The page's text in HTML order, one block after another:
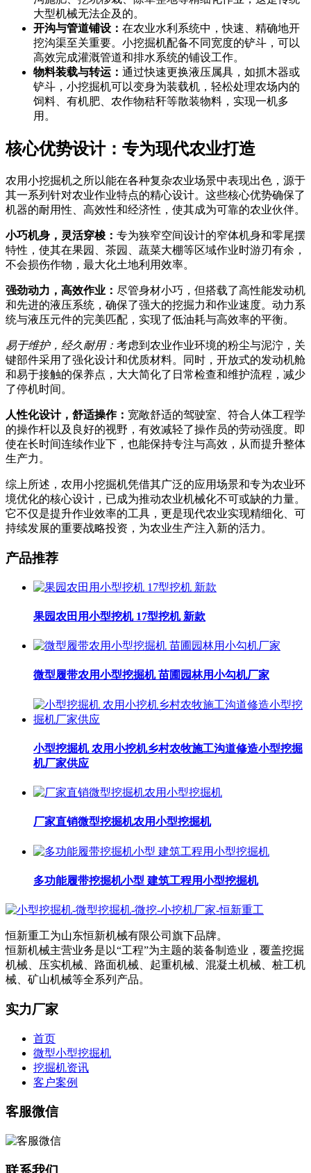
大型机械无法企及的。
开沟与管道铺设： 在农业水利系统中，快速、精确地开
挖沟渠至关重要。小挖掘机配备不同宽度的铲斗，可以
高效完成灌溉管道和排水系统的铺设工作。
物料装载与转运： 通过快速更换液压属具，如抓木器或
铲斗，小挖掘机可以变身为装载机，轻松处理农场内的
饲料、有机肥、农作物秸秆等散装物料，实现一机多
用。
核心优势设计：专为现代农业打造
农用小挖掘机之所以能在各种复杂农业场景中表现出色，源于
其一系列针对农业作业特点的精心设计。这些核心优势确保了
机器的耐用性、高效性和经济性，使其成为可靠的农业伙伴。
小巧机身，灵活穿梭： 专为狭窄空间设计的窄体机身和零尾摆
特性，使其在果园、茶园、蔬菜大棚等区域作业时游刃有余，
不会损伤作物，最大化土地利用效率。
强劲动力，高效作业： 尽管身材小巧，但搭载了高性能发动机
和先进的液压系统，确保了强大的挖掘力和作业速度。动力系
统与液压元件的完美匹配，实现了低油耗与高效率的平衡。
易于维护，经久耐用： 考虑到农业作业环境的粉尘与泥泞，关
键部件采用了强化设计和优质材料。同时，开放式的发动机舱
和易于接触的保养点，大大简化了日常检查和维护流程，减少
了停机时间。
人性化设计，舒适操作： 宽敞舒适的驾驶室、符合人体工程学
的操作杆以及良好的视野，有效减轻了操作员的劳动强度。即
使在长时间连续作业下，也能保持专注与高效，从而提升整体
生产力。
综上所述，农用小挖掘机凭借其广泛的应用场景和专为农业环
境优化的核心设计，已成为推动农业机械化不可或缺的力量。
它不仅是提升作业效率的工具，更是现代农业实现精细化、可
持续发展的重要战略投资，为农业生产注入新的活力。
产品推荐
果园农田用小型挖机 17型挖机 新款
微型履带农用小型挖掘机 苗圃园林用小勾机厂家
小型挖掘机 农用小挖机乡村农牧施工沟道修造小型挖掘
机厂家供应
厂家直销微型挖掘机农用小型挖掘机
多功能履带挖掘机小型 建筑工程用小型挖掘机
恒新重工为山东恒新机械有限公司旗下品牌。
恒新机械主营业务是以“工程”为主题的装备制造业，覆盖挖掘
机械、压实机械、路面机械、起重机械、混凝土机械、桩工机
械、矿山机械等全系列产品。
实力厂家
首页
微型小型挖掘机
挖掘机资讯
客户案例
客服微信